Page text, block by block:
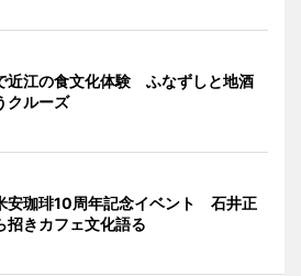
近江の食文化体験 ふなずしと地酒
クルーズ
安珈琲10周年記念イベント 石井正
招きカフェ文化語る